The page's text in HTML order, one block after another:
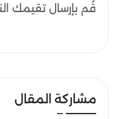
قُم بإرسال تقيمك
مشاركة المقال